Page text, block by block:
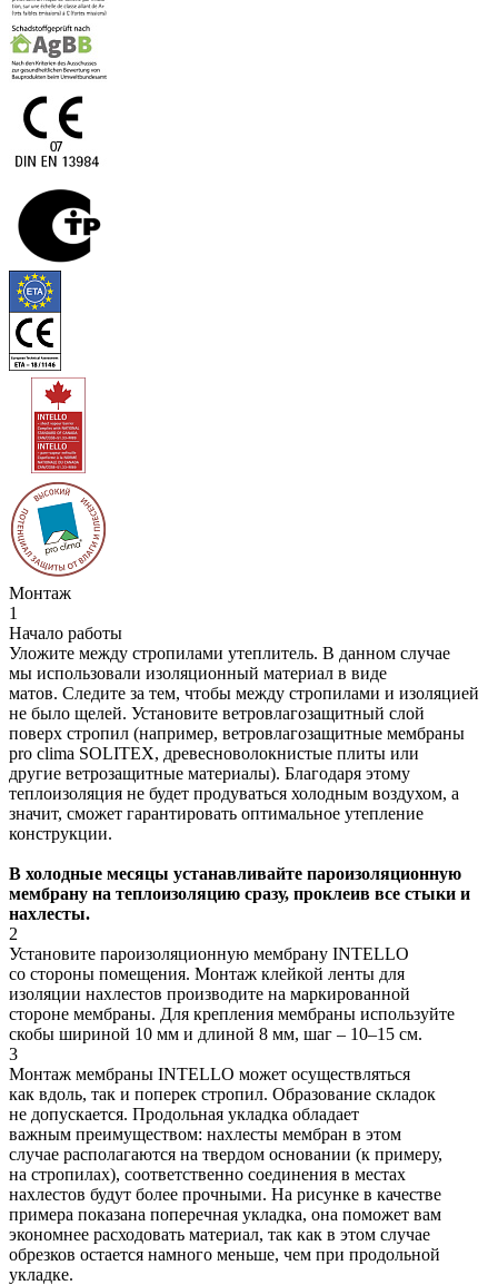
Монтаж
1
Начало работы
Уложите между стропилами утеплитель. В данном случае
мы использовали изоляционный материал в виде
матов. Следите за тем, чтобы между стропилами и изоляцией
не было щелей. Установите ветровлагозащитный слой
поверх стропил (например, ветровлагозащитные мембраны
pro clima SOLITEX, древесноволокнистые плиты или
другие ветрозащитные материалы). Благодаря этому
теплоизоляция не будет продуваться холодным воздухом, а
значит, сможет гарантировать оптимальное утепление
конструкции.
В холодные месяцы устанавливайте пароизоляционную
мембрану на теплоизоляцию сразу, проклеив все стыки и
нахлесты.
2
Установите пароизоляционную мембрану INTELLO
со стороны помещения. Монтаж клейкой ленты для
изоляции нахлестов производите на маркированной
стороне мембраны. Для крепления мембраны используйте
скобы шириной 10 мм и длиной 8 мм, шаг – 10–15 см.
3
Монтаж мембраны INTELLO может осуществляться
как вдоль, так и поперек стропил. Образование складок
не допускается. Продольная укладка обладает
важным преимуществом: нахлесты мембран в этом
случае располагаются на твердом основании (к примеру,
на стропилах), соответственно соединения в местах
нахлестов будут более прочными. На рисунке в качестве
примера показана поперечная укладка, она поможет вам
экономнее расходовать материал, так как в этом случае
обрезков остается намного меньше, чем при продольной
укладке.